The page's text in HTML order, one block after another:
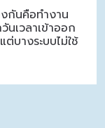
กันคือทำงาน
เวลาเข้าออก
บางระบบไม่ใช้